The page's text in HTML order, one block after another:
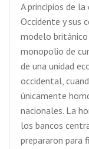
A principios de
Occidente y sus
modelo
monopolio de
de una unidad
occidental,
únicamente
nacionales. La
los bancos
prepararon para